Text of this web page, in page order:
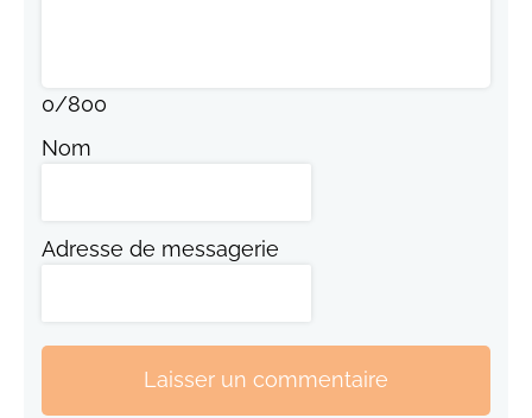
0/800
Nom
Adresse de messagerie
Laisser un commentaire